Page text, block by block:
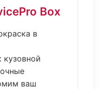
Box
в
кузовной
ваш